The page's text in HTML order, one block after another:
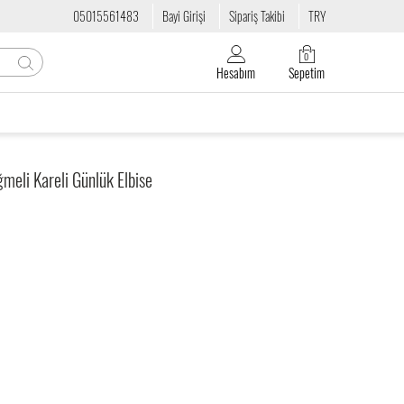
05015561483 Bayi Girişi Sipariş Takibi TRY
Hesabım
0
Sepetim
Kareli Günlük Elbise